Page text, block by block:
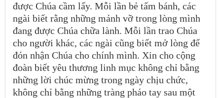
được Chúa cầm lấy. Mỗi lần bẻ tấm bánh, các
ngài biết rằng những mảnh vỡ trong lòng mình
đang được Chúa chữa lành. Mỗi lần trao Chúa
cho người khác, các ngài cũng biết mở lòng để
đón nhận Chúa cho chính mình. Xin cho cộng
đoàn biết yêu thương linh mục không chỉ bằng
những lời chúc mừng trong ngày chịu chức,
không chỉ bằng những tràng pháo tay sau một